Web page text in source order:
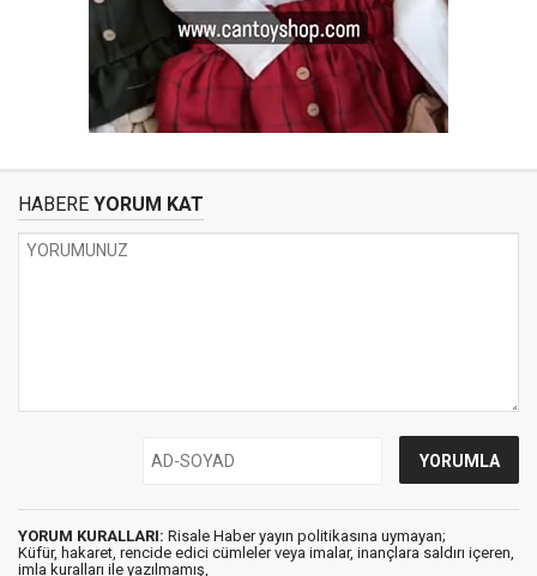
HABERE YORUM KAT
YORUM KURALLARI: Risale Haber yayın politikasına uymayan;
Küfür, hakaret, rencide edici cümleler veya imalar, inançlara saldırı içeren,
imla kuralları ile yazılmamış,